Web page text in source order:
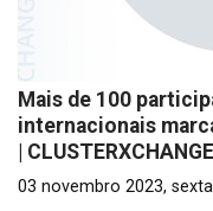
Mais de 100
internacionais
| CLUSTERXCHANGE
03 novembro 2023,